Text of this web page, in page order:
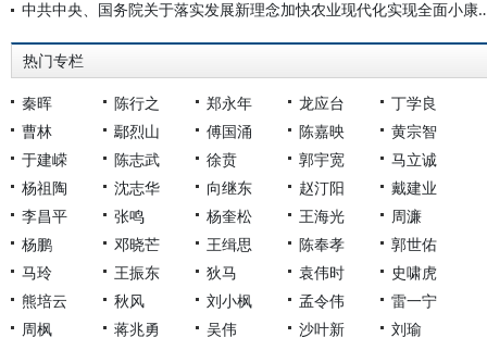
中共中央、国务院关于落实发展新
热门专栏
秦晖 陈行之 郑永年 龙应台
丁学良
曹林
鄢烈山 傅国涌 陈嘉映
黄宗智
于建嵘
陈志武 徐贲 郭宇宽
马立诚
杨祖陶
沈志华 向继东 赵汀阳
戴建业
李昌平
张鸣 杨奎松 王海光
周濂
杨鹏
邓晓芒 王缉思 陈奉孝
郭世佑
马玲
王振东 狄马 袁伟时
史啸虎
熊培云
秋风 刘小枫 孟令伟
雷一宁
周枫
蒋兆勇 吴伟 沙叶新
刘瑜